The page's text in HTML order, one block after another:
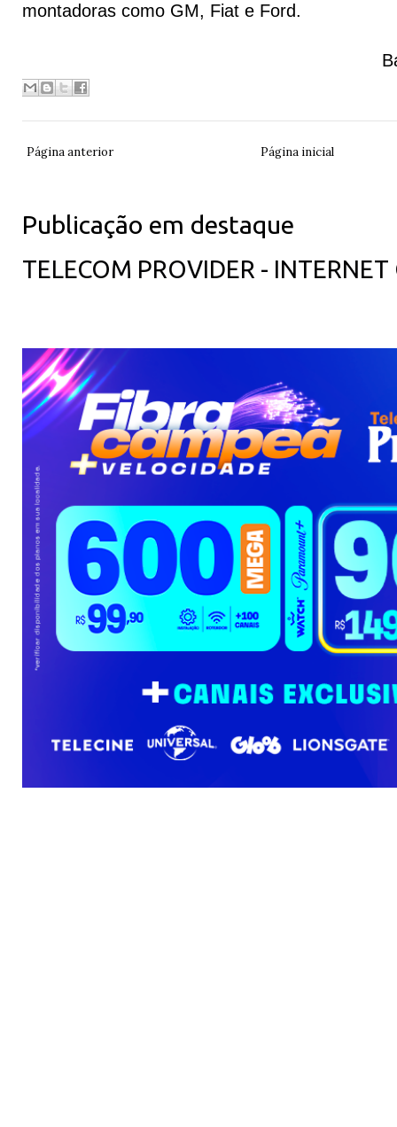
montadoras como GM, Fiat e Ford.
Página anterior Página inicial
Publicação em destaque
TELECOM PROVIDER -